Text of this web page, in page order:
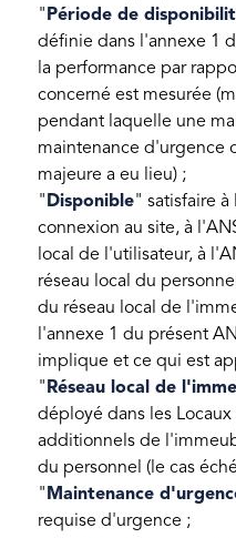
" Période de
définie dans l'annexe 1
la performance par
concerné est mesurée
pendant laquelle une
maintenance d'urgence
majeure a eu lieu) ;
" Disponible" satisfaire
connexion au site, à
local de l'utilisateur, à
réseau local du
du réseau local de
l'annexe 1 du présent
implique et ce qui est
" Réseau local de
déployé dans les
additionnels de
du personnel (le cas
" Maintenance
requise d'urgence ;